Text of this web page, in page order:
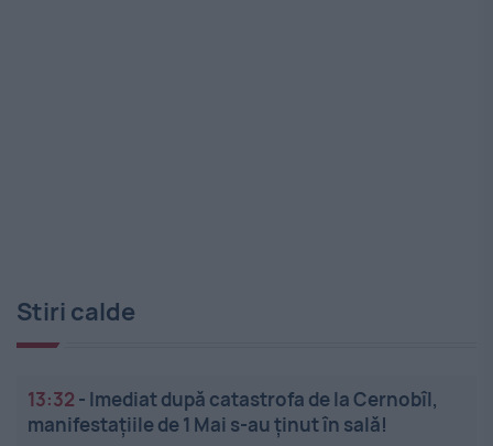
Stiri calde
13:32 - Imediat după catastrofa de la Cernobîl,
manifestațiile de 1 Mai s-au ținut în sală!